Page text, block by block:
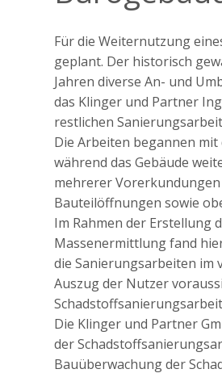
Für die Weiternutzung
geplant. Der historisch
Jahren diverse An- und
das Klinger und Partner
restlichen
Die Arbeiten begannen
während das Gebäude
mehrerer
Bauteilöffnungen sowie
Im Rahmen der Erstellung
Massenermittlung fand
die Sanierungsarbeiten im
Auszug der Nutzer
Die Klinger und Partner
der
Bauüberwachung der